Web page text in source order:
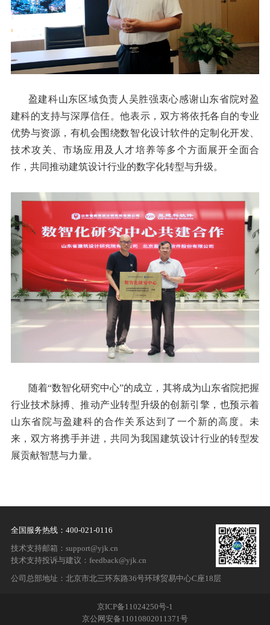
盈建科山东区域负责人吴胜强衷心感谢山东省院对盈
建科的支持与深厚信任。他表示，双方将依托各自的专业
优势与资源，有机会围绕数智化设计软件的定制化开发、
技术攻关、市场应用及人才培养等多个方面展开全面合
作，共同推动建筑设计行业的数字化转型与升级。
随着“数智化研究中心”的成立，其将成为山东省院把握
行业技术脉搏、推动产业转型升级的创新引擎，也预示着
山东省院与盈建科的合作关系达到了一个新的高度。未
来，双方将携手并进，共同为我国建筑设计行业的转型发
展贡献智慧与力量。
全国服务热线：400-021-0116
技术支持邮箱：support@yjk.cn
技术支持投诉与建议：feedback@yjk.cn
公司总部地址：北京市北三环东路36号环球贸易中心C座18层
京ICP备11024250号-1
京公网安备11010802011371号